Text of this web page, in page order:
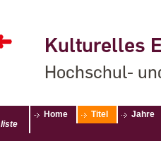
Kulturelles
Hochschul-
Home Titel Jahre